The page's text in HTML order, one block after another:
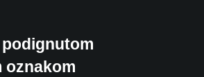
oznakom